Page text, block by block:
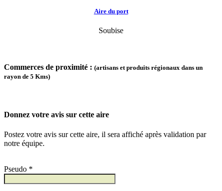
Aire du port
Soubise
Commerces de proximité : (artisans et produits régionaux dans un
rayon de 5 Kms)
Donnez votre avis sur cette aire
Postez votre avis sur cette aire, il sera affiché après validation par
notre équipe.
Pseudo *